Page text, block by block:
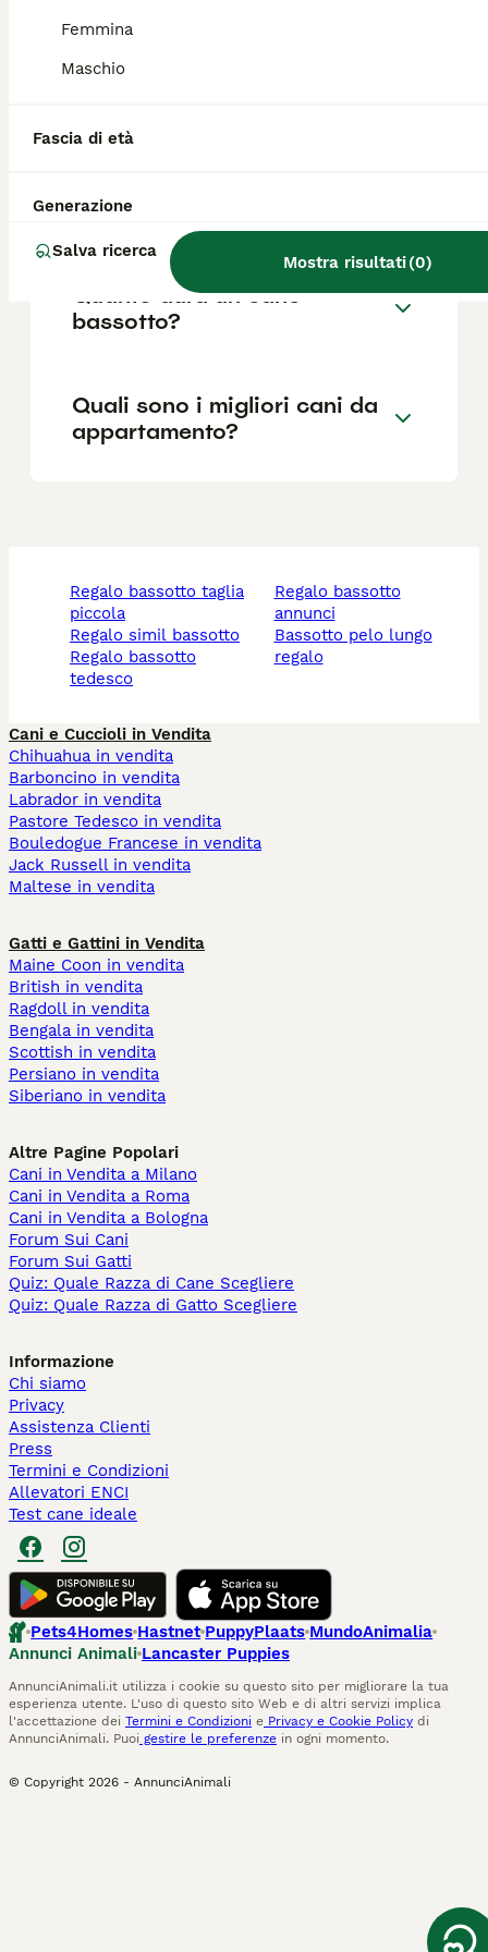
Femmina
Maschio
Fascia di età
Generazione
Salva ricerca
Mostra risultati(0)
Quali sono i difetti dei
bassotto?
Quanto dura un cane
bassotto?
Quali sono i migliori cani da
appartamento?
regalo bassotto taglia
piccola
regalo simil bassotto
regalo bassotto
tedesco
regalo bassotto
annunci
bassotto pelo lungo
regalo
Cani e Cuccioli in Vendita
Chihuahua in vendita
Barboncino in vendita
Labrador in vendita
Pastore Tedesco in vendita
Bouledogue Francese in vendita
Jack Russell in vendita
Maltese in vendita
Gatti e Gattini in Vendita
Maine Coon in vendita
British in vendita
Ragdoll in vendita
Bengala in vendita
Scottish in vendita
Persiano in vendita
Siberiano in vendita
Altre Pagine Popolari
Cani in Vendita a Milano
Cani in Vendita a Roma
Cani in Vendita a Bologna
Forum Sui Cani
Forum Sui Gatti
Quiz: Quale Razza di Cane Scegliere
Quiz: Quale Razza di Gatto Scegliere
Informazione
Chi siamo
Privacy
Assistenza Clienti
Press
Termini e Condizioni
Allevatori ENCI
Test cane ideale
Pets4Homes Hastnet PuppyPlaats MundoAnimalia
Annunci Animali Lancaster Puppies
AnnunciAnimali.it utilizza i cookie su questo sito per migliorare la tua
esperienza utente. L'uso di questo sito Web e di altri servizi implica
l'accettazione dei Termini e Condizioni e Privacy e Cookie Policy di
AnnunciAnimali. Puoi gestire le preferenze in ogni momento.
© Copyright 2026 - AnnunciAnimali